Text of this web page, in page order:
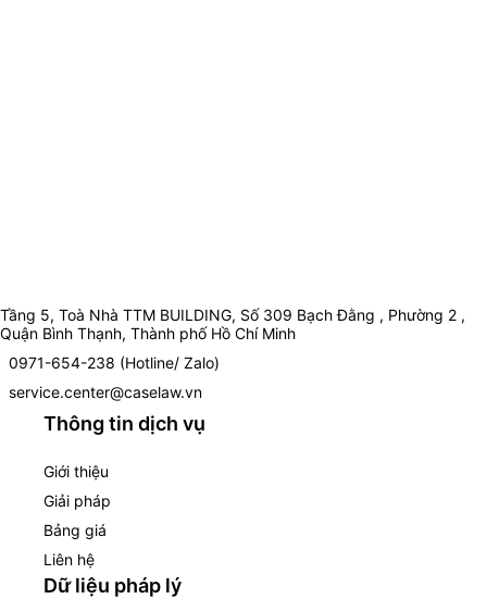
Tầng 5, Toà Nhà TTM BUILDING, Số 309 Bạch Đằng , Phường 2 ,
Quận Bình Thạnh, Thành phố Hồ Chí Minh
0971-654-238 (Hotline/ Zalo)
service.center@caselaw.vn
Thông tin dịch vụ
Giới thiệu
Giải pháp
Bảng giá
Liên hệ
Dữ liệu pháp lý